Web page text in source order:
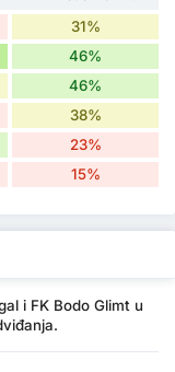
31%
46%
46%
38%
23%
15%
i FK Bodo Glimt u